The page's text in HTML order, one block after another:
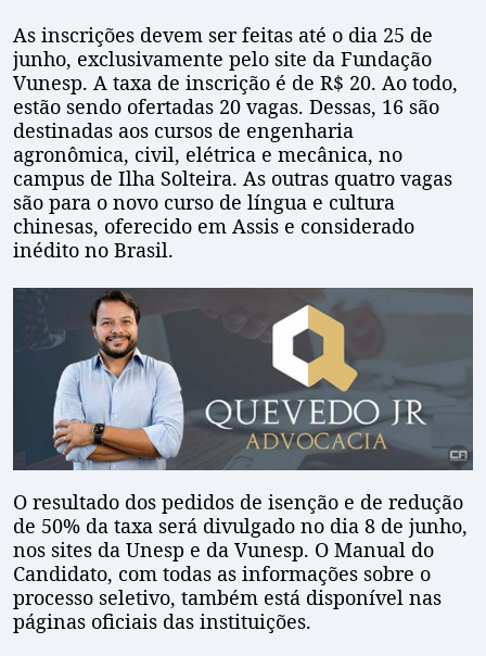
As inscrições devem ser feitas até o dia 25 de
junho, exclusivamente pelo site da Fundação
Vunesp. A taxa de inscrição é de R$ 20. Ao todo,
estão sendo ofertadas 20 vagas. Dessas, 16 são
destinadas aos cursos de engenharia
agronômica, civil, elétrica e mecânica, no
campus de Ilha Solteira. As outras quatro vagas
são para o novo curso de língua e cultura
chinesas, oferecido em Assis e considerado
inédito no Brasil.
O resultado dos pedidos de isenção e de redução
de 50% da taxa será divulgado no dia 8 de junho,
nos sites da Unesp e da Vunesp. O Manual do
Candidato, com todas as informações sobre o
processo seletivo, também está disponível nas
páginas oficiais das instituições.